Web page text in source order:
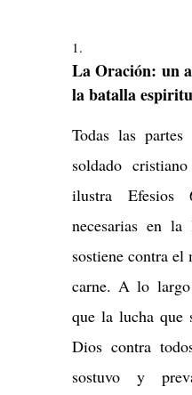
La Oración: un
la batalla
Todas las
soldado
ilustra Efesios
necesarias en
sostiene contra
carne. A lo
que la lucha que
Dios contra
sostuvo y